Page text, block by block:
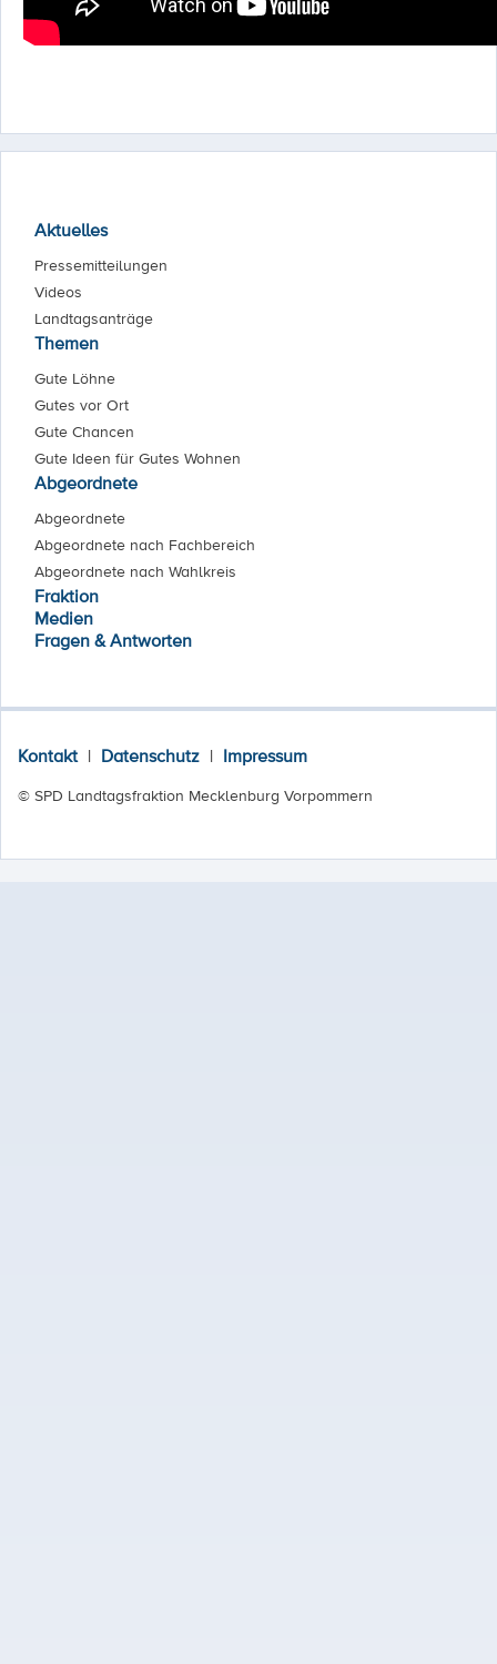
Aktuelles
Pressemitteilungen
Videos
Landtagsanträge
Themen
Gute Löhne
Gutes vor Ort
Gute Chancen
Gute Ideen für Gutes Wohnen
Abgeordnete
Abgeordnete
Abgeordnete nach Fachbereich
Abgeordnete nach Wahlkreis
Fraktion
Medien
Fragen & Antworten
Kontakt | Datenschutz | Impressum
© SPD Landtagsfraktion Mecklenburg Vorpommern